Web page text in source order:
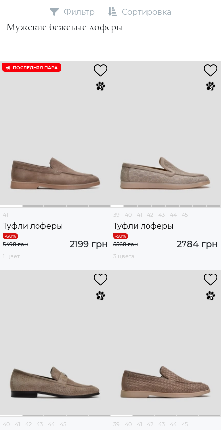
Мужские бежевые лоферы
Фильтр Сортировка
ПОСЛЕДНЯЯ ПАРА
41
Туфли лоферы
2199 грн
5498 грн
1 цвет
39 40 41 42 43 44 45
Туфли лоферы
2784 грн
5568 грн
3 цвета
40 41 42 43 44 45 39 40 41 42 43 44 45